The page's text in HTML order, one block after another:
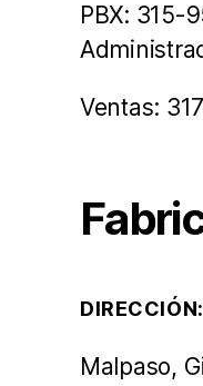
PBX: 315-
Ventas:
DIRECCIÓN:
Malpaso,